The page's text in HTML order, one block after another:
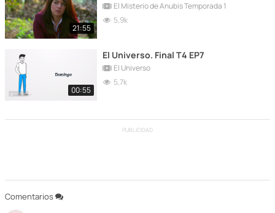
Comentarios
21:55
El Misterio de Anubis Temporada 1
5,9k
00:55
El Universo. Final T4 EP7
El Universo
5,7k
PUBLICIDAD